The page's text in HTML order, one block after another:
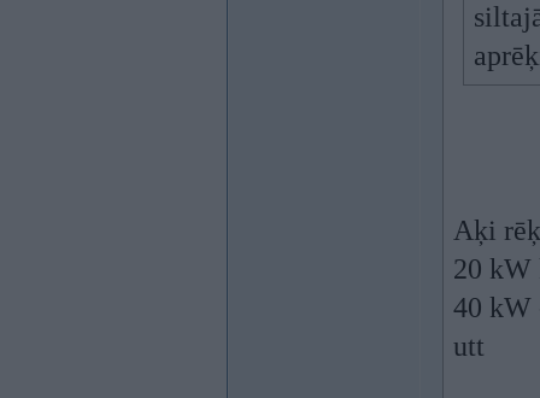
Aķi
20 kW
40 kW
utt